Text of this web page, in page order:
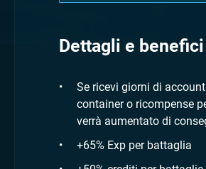
Dettagli e benefici
Se ricevi giorni di
container o ricompense
verrà aumentato di
+65% Exp per battaglia